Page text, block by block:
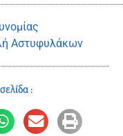
Αστυφυλάκων
: